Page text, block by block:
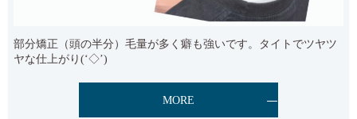
部分矯正（頭の半分）毛量が多く癖も強いです。タイトでツヤツ
ヤな仕上がり(‘◇’)ゞ
MORE